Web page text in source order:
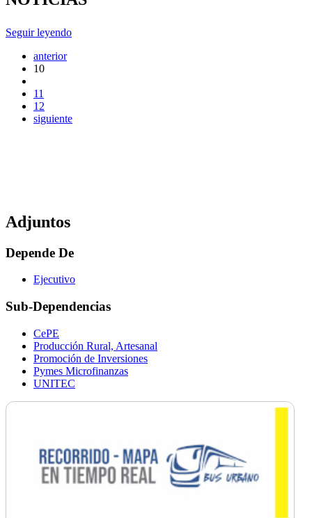
Seguir leyendo
anterior
10
11
12
siguiente
Adjuntos
Depende De
Ejecutivo
Sub-Dependencias
CePE
Producción Rural, Artesanal
Promoción de Inversiones
Pymes Microfinanzas
UNITEC